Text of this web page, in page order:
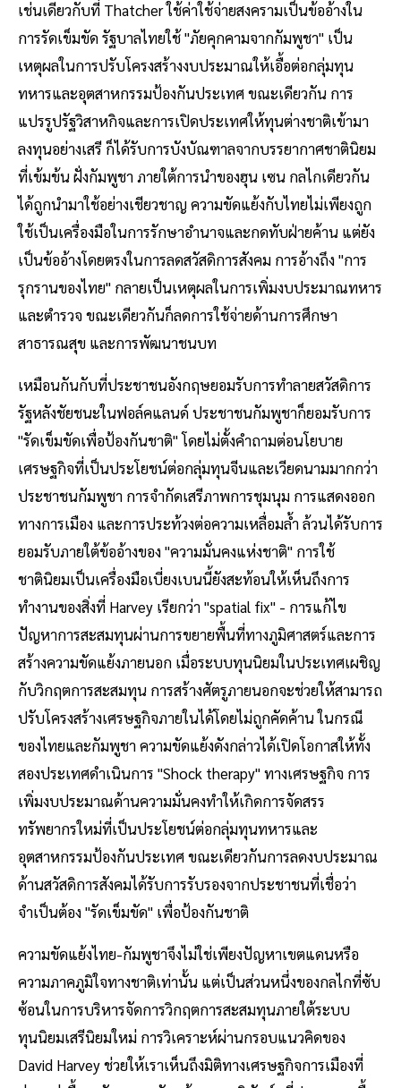
เช่นเดียวกับที่ Thatcher ใช้ค่าใช้จ่ายสงครามเป็นข้ออ้างใน
การรัดเข็มขัด รัฐบาลไทยใช้ "ภัยคุกคามจากกัมพูชา" เป็น
เหตุผลในการปรับโครงสร้างงบประมาณให้เอื้อต่อกลุ่มทุน
ทหารและอุตสาหกรรมป้องกันประเทศ ขณะเดียวกัน การ
แปรรูปรัฐวิสาหกิจและการเปิดประเทศให้ทุนต่างชาติเข้ามา
ลงทุนอย่างเสรี ก็ได้รับการบังบัณฑาลจากบรรยากาศชาตินิยม
ที่เข้มข้น ฝั่งกัมพูชา ภายใต้การนำของฮุน เซน กลไกเดียวกัน
ได้ถูกนำมาใช้อย่างเชียวชาญ ความขัดแย้งกับไทยไม่เพียงถูก
ใช้เป็นเครื่องมือในการรักษาอำนาจและกดทับฝ่ายค้าน แต่ยัง
เป็นข้ออ้างโดยตรงในการลดสวัสดิการสังคม การอ้างถึง "การ
รุกรานของไทย" กลายเป็นเหตุผลในการเพิ่มงบประมาณทหาร
และตำรวจ ขณะเดียวกันก็ลดการใช้จ่ายด้านการศึกษา
สาธารณสุข และการพัฒนาชนบท
เหมือนกันกับที่ประชาชนอังกฤษยอมรับการทำลายสวัสดิการ
รัฐหลังชัยชนะในฟอล์คแลนด์ ประชาชนกัมพูชาก็ยอมรับการ
"รัดเข็มขัดเพื่อป้องกันชาติ" โดยไม่ตั้งคำถามต่อนโยบาย
เศรษฐกิจที่เป็นประโยชน์ต่อกลุ่มทุนจีนและเวียดนามมากกว่า
ประชาชนกัมพูชา การจำกัดเสรีภาพการชุมนุม การแสดงออก
ทางการเมือง และการประท้วงต่อความเหลื่อมล้ำ ล้วนได้รับการ
ยอมรับภายใต้ข้ออ้างของ "ความมั่นคงแห่งชาติ" การใช้
ชาตินิยมเป็นเครื่องมือเบี่ยงเบนนี้ยังสะท้อนให้เห็นถึงการ
ทำงานของสิ่งที่ Harvey เรียกว่า "spatial fix" - การแก้ไข
ปัญหาการสะสมทุนผ่านการขยายพื้นที่ทางภูมิศาสตร์และการ
สร้างความขัดแย้งภายนอก เมื่อระบบทุนนิยมในประเทศเผชิญ
กับวิกฤตการสะสมทุน การสร้างศัตรูภายนอกจะช่วยให้สามารถ
ปรับโครงสร้างเศรษฐกิจภายในได้โดยไม่ถูกคัดค้าน ในกรณี
ของไทยและกัมพูชา ความขัดแย้งดังกล่าวได้เปิดโอกาสให้ทั้ง
สองประเทศดำเนินการ "Shock therapy" ทางเศรษฐกิจ การ
เพิ่มงบประมาณด้านความมั่นคงทำให้เกิดการจัดสรร
ทรัพยากรใหม่ที่เป็นประโยชน์ต่อกลุ่มทุนทหารและ
อุตสาหกรรมป้องกันประเทศ ขณะเดียวกันการลดงบประมาณ
ด้านสวัสดิการสังคมได้รับการรับรองจากประชาชนที่เชื่อว่า
จำเป็นต้อง "รัดเข็มขัด" เพื่อป้องกันชาติ
ความขัดแย้งไทย-กัมพูชาจึงไม่ใช่เพียงปัญหาเขตแดนหรือ
ความภาคภูมิใจทางชาติเท่านั้น แต่เป็นส่วนหนึ่งของกลไกที่ซับ
ซ้อนในการบริหารจัดการวิกฤตการสะสมทุนภายใต้ระบบ
ทุนนิยมเสรีนิยมใหม่ การวิเคราะห์ผ่านกรอบแนวคิดของ
David Harvey ช่วยให้เราเห็นถึงมิติทางเศรษฐกิจการเมืองที่